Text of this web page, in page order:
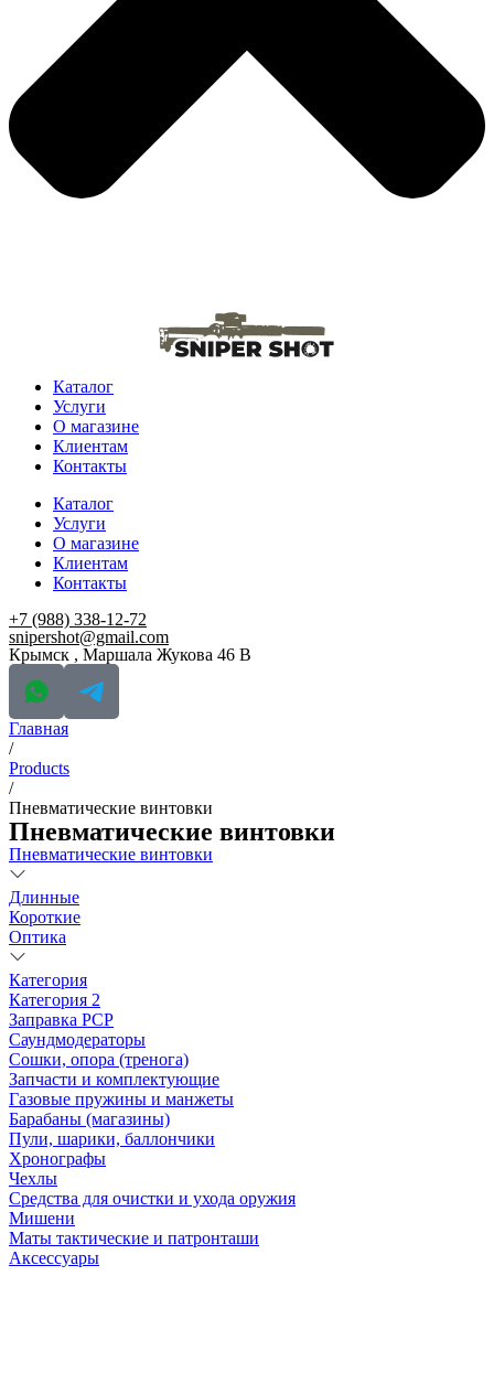
Каталог
Услуги
О магазине
Клиентам
Контакты
Каталог
Услуги
О магазине
Клиентам
Контакты
+7 (988) 338-12-72
snipershot@gmail.com
Крымск , Маршала Жукова 46 В
Главная
/
Products
/
Пневматические винтовки
Пневматические винтовки
Пневматические винтовки
Длинные
Короткие
Оптика
Категория
Категория 2
Заправка РСР
Саундмодераторы
Сошки, опора (тренога)
Запчасти и комплектующие
Газовые пружины и манжеты
Барабаны (магазины)
Пули, шарики, баллончики
Хронографы
Чехлы
Средства для очистки и ухода оружия
Мишени
Маты тактические и патронташи
Аксессуары